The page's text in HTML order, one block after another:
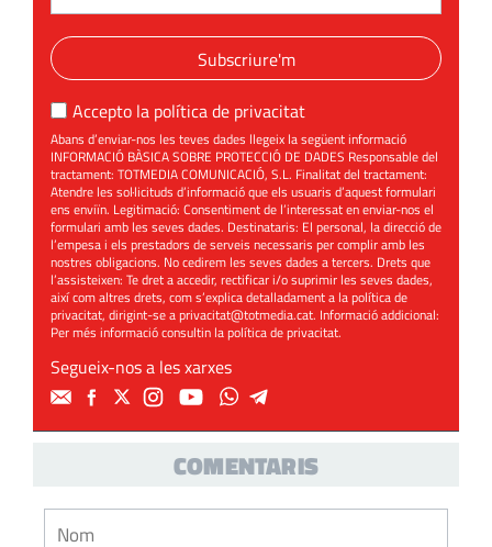
Subscriure'm
Accepto la política de privacitat
Abans d’enviar-nos les teves dades llegeix la següent informació
INFORMACIÓ BÀSICA SOBRE PROTECCIÓ DE DADES Responsable del
tractament: TOTMEDIA COMUNICACIÓ, S.L. Finalitat del tractament:
Atendre les sol·licituds d’informació que els usuaris d’aquest formulari
ens enviïn. Legitimació: Consentiment de l’interessat en enviar-nos el
formulari amb les seves dades. Destinataris: El personal, la direcció de
l’empesa i els prestadors de serveis necessaris per complir amb les
nostres obligacions. No cedirem les seves dades a tercers. Drets que
l’assisteixen: Te dret a accedir, rectificar i/o suprimir les seves dades,
així com altres drets, com s’explica detalladament a la política de
privacitat, dirigint-se aprivacitat@totmedia.cat. Informació addicional:
Per més informació consultin lapolítica de privacitat.
Segueix-nos a les xarxes
COMENTARIS